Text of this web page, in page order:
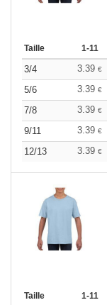
Taille 1-11
3/4 3.39 €
5/6
3.39 €
7/8
3.39 €
9/11
3.39 €
12/13
3.39 €
Taille 1-11